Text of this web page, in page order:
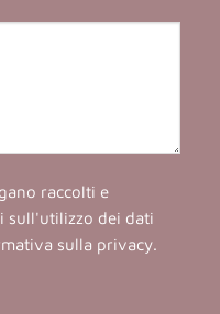
raccolti e
sull'utilizzo dei dati
sulla privacy.